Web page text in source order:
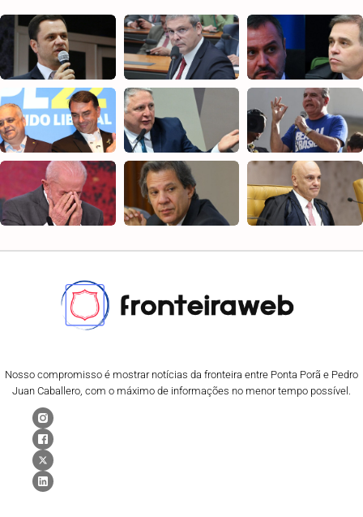
Nosso compromisso é mostrar notícias da fronteira entre Ponta Porã e Pedro
Juan Caballero, com o máximo de informações no menor tempo possível.